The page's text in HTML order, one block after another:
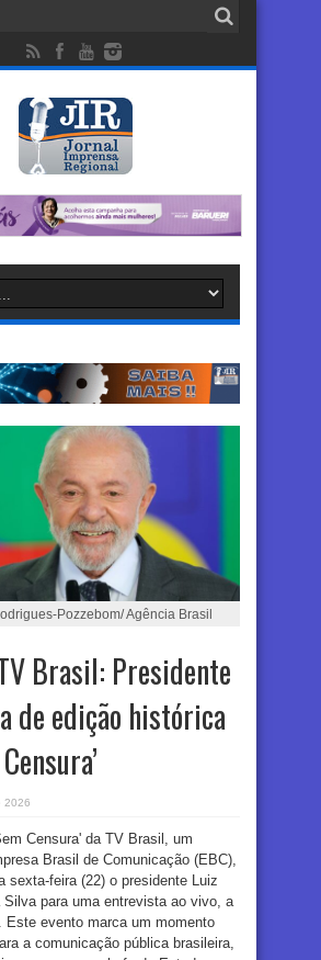
Pozzebom/ Agência Brasil
Brasil: Presidente
de edição histórica
2026
Censura' da TV Brasil, um
Brasil de Comunicação (EBC),
sexta-feira (22) o presidente Luiz
Silva para uma entrevista ao vivo, a
Este evento marca um momento
a comunicação pública brasileira,